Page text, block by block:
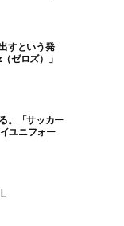
すという発
ゼロズ）」
。「サッカー
ユニフォー